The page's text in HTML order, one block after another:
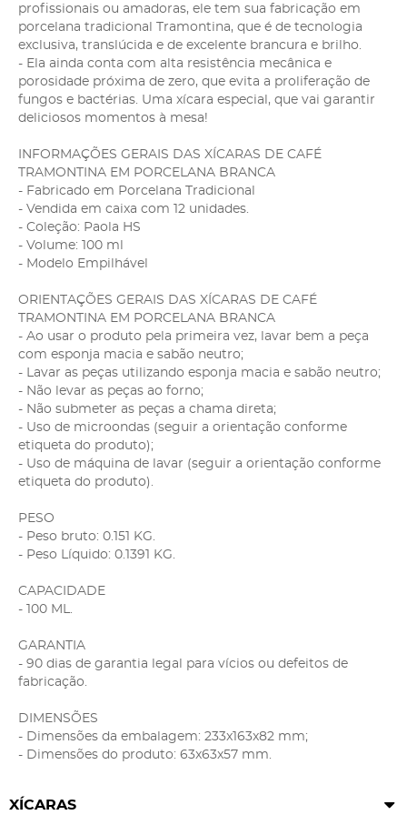
profissionais ou amadoras, ele tem sua fabricação em
porcelana tradicional Tramontina, que é de tecnologia
exclusiva, translúcida e de excelente brancura e brilho.
- Ela ainda conta com alta resistência mecânica e
porosidade próxima de zero, que evita a proliferação de
fungos e bactérias. Uma xícara especial, que vai garantir
deliciosos momentos à mesa!
INFORMAÇÕES GERAIS DAS XÍCARAS DE CAFÉ
TRAMONTINA EM PORCELANA BRANCA
- Fabricado em Porcelana Tradicional
- Vendida em caixa com 12 unidades.
- Coleção: Paola HS
- Volume: 100 ml
- Modelo Empilhável
ORIENTAÇÕES GERAIS DAS XÍCARAS DE CAFÉ
TRAMONTINA EM PORCELANA BRANCA
- Ao usar o produto pela primeira vez, lavar bem a peça
com esponja macia e sabão neutro;
- Lavar as peças utilizando esponja macia e sabão neutro;
- Não levar as peças ao forno;
- Não submeter as peças a chama direta;
- Uso de microondas (seguir a orientação conforme
etiqueta do produto);
- Uso de máquina de lavar (seguir a orientação conforme
etiqueta do produto).
PESO
- Peso bruto: 0.151 KG.
- Peso Líquido: 0.1391 KG.
CAPACIDADE
- 100 ML.
GARANTIA
- 90 dias de garantia legal para vícios ou defeitos de
fabricação.
DIMENSÕES
- Dimensões da embalagem: 233x163x82 mm;
- Dimensões do produto: 63x63x57 mm.
XÍCARAS